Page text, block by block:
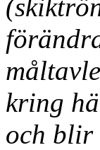
kring
och blir